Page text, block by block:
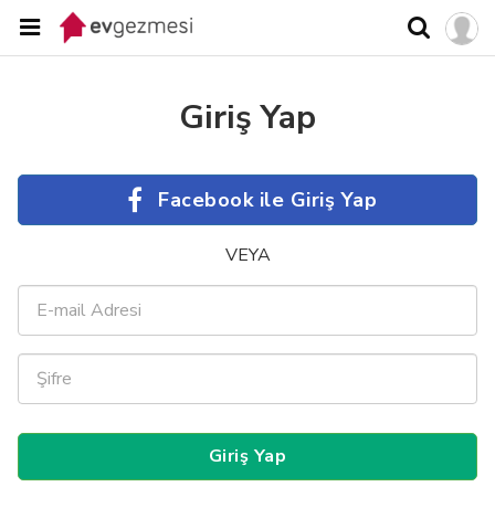
Giriş Yap
Facebook ile Giriş Yap
VEYA